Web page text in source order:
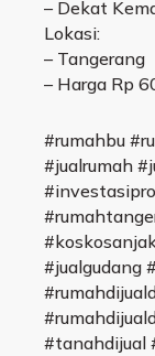
– Dekat
Lokasi:
– Tangerang
– Harga Rp
#rumahbu
#jualrumah
#jualgudang
#tanahdijual